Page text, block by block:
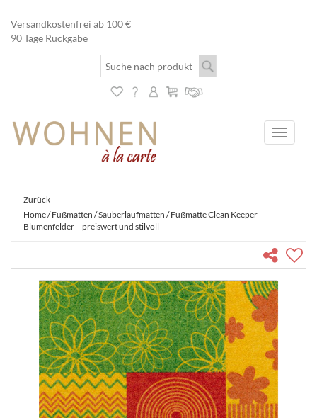
Versandkostenfrei ab 100 €
90 Tage Rückgabe
Toggle
Zurück
Home/Fußmatten /Sauberlaufmatten / Fußmatte Clean Keeper
Blumenfelder – preiswert und stilvoll